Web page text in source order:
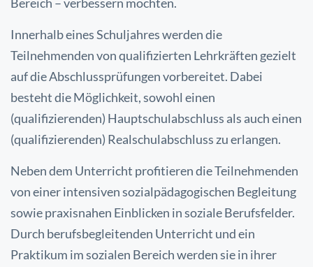
Bereich – verbessern möchten.
Innerhalb eines Schuljahres werden die
Teilnehmenden von qualifizierten Lehrkräften gezielt
auf die Abschlussprüfungen vorbereitet. Dabei
besteht die Möglichkeit, sowohl einen
(qualifizierenden) Hauptschulabschluss als auch einen
(qualifizierenden) Realschulabschluss zu erlangen.
Neben dem Unterricht profitieren die Teilnehmenden
von einer intensiven sozialpädagogischen Begleitung
sowie praxisnahen Einblicken in soziale Berufsfelder.
Durch berufsbegleitenden Unterricht und ein
Praktikum im sozialen Bereich werden sie in ihrer